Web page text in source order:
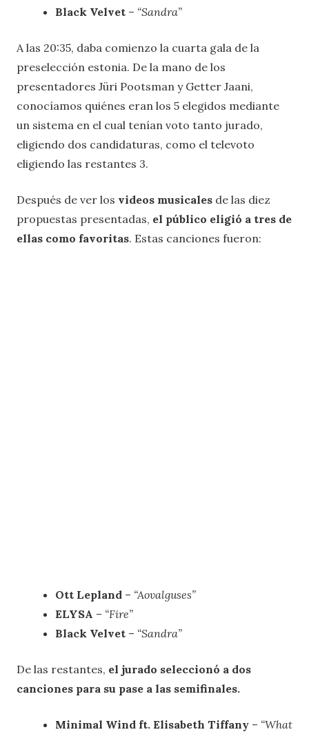
Black Velvet – “Sandra”
A las 20:35, daba comienzo la cuarta gala de la
preselección estonia. De la mano de los
presentadores Jüri Pootsman y Getter Jaani,
conocíamos quiénes eran los 5 elegidos mediante
un sistema en el cual tenían voto tanto jurado,
eligiendo dos candidaturas, como el televoto
eligiendo las restantes 3.
Después de ver los videos musicales de las diez
propuestas presentadas, el público eligió a tres de
ellas como favoritas. Estas canciones fueron:
Ott Lepland – “Aovalguses”
ELYSA – “Fire”
Black Velvet – “Sandra”
De las restantes, el jurado seleccionó a dos
canciones para su pase a las semifinales.
Minimal Wind ft. Elisabeth Tiffany – “What